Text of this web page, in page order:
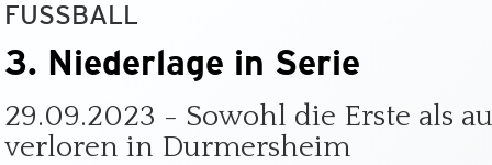
FUSSBALL
3. Niederlage in Serie
29.09.2023 - Sowohl die Erste als
verloren in Durmersheim